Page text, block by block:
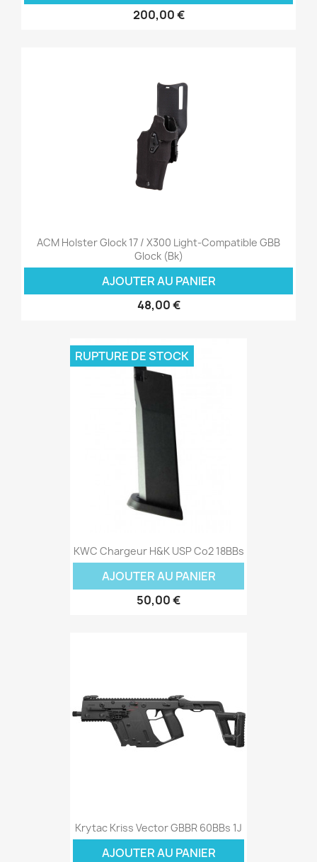
200,00 €
ACM Holster Glock 17 / X300 Light-Compatible GBB
Glock (Bk)
AJOUTER AU PANIER
48,00 €
KWC Chargeur H&K USP Co2 18BBs
AJOUTER AU PANIER
50,00 €
RUPTURE DE STOCK
Krytac Kriss Vector GBBR 60BBs 1J
AJOUTER AU PANIER